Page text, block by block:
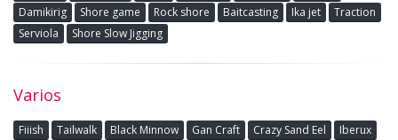
Damikirig
Shore game Rock shore Baitcasting Ika jet
Traction
Serviola
Shore Slow Jigging
Varios
Fiiish Tailwalk Black Minnow Gan Craft Crazy Sand Eel
Iberux